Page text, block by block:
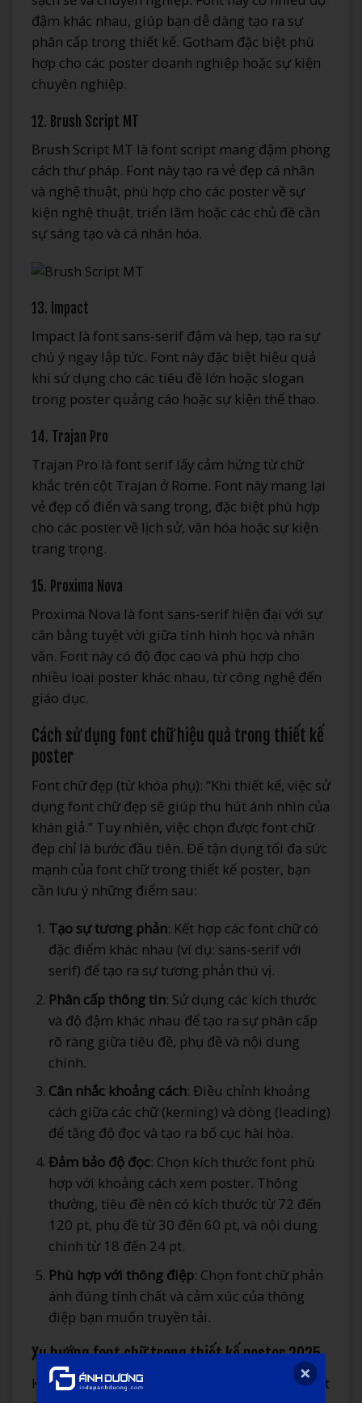
đậm khác nhau, giúp bạn dễ dàng tạo ra sự
phân cấp trong thiết kế. Gotham đặc biệt phù
hợp cho các poster doanh nghiệp hoặc sự kiện
chuyên nghiệp.
12. Brush Script MT
Brush Script MT là font script mang đậm phong
cách thư pháp. Font này tạo ra vẻ đẹp cá nhân
và nghệ thuật, phù hợp cho các poster về sự
kiện nghệ thuật, triển lãm hoặc các chủ đề cần
sự sáng tạo và cá nhân hóa.
13. Impact
Impact là font sans-serif đậm và hẹp, tạo ra sự
chú ý ngay lập tức. Font này đặc biệt hiệu quả
khi sử dụng cho các tiêu đề lớn hoặc slogan
trong poster quảng cáo hoặc sự kiện thể thao.
14. Trajan Pro
Trajan Pro là font serif lấy cảm hứng từ chữ
khắc trên cột Trajan ở Rome. Font này mang lại
vẻ đẹp cổ điển và sang trọng, đặc biệt phù hợp
cho các poster về lịch sử, văn hóa hoặc sự kiện
trang trọng.
15. Proxima Nova
Proxima Nova là font sans-serif hiện đại với sự
cân bằng tuyệt vời giữa tính hình học và nhân
văn. Font này có độ đọc cao và phù hợp cho
nhiều loại poster khác nhau, từ công nghệ đến
giáo dục.
Cách sử dụng font chữ hiệu quả trong thiết kế
poster
Font chữ đẹp (từ khóa phụ): “Khi thiết kế, việc sử
dụng font chữ đẹp sẽ giúp thu hút ánh nhìn của
khán giả.” Tuy nhiên, việc chọn được font chữ
đẹp chỉ là bước đầu tiên. Để tận dụng tối đa sức
mạnh của font chữ trong thiết kế poster, bạn
cần lưu ý những điểm sau:
Tạo sự tương phản: Kết hợp các font chữ có
đặc điểm khác nhau (ví dụ: sans-serif với
serif) để tạo ra sự tương phản thú vị.
Phân cấp thông tin: Sử dụng các kích thước
và độ đậm khác nhau để tạo ra sự phân cấp
rõ ràng giữa tiêu đề, phụ đề và nội dung
chính.
Cân nhắc khoảng cách: Điều chỉnh khoảng
cách giữa các chữ (kerning) và dòng (leading)
để tăng độ đọc và tạo ra bố cục hài hòa.
Đảm bảo độ đọc: Chọn kích thước font phù
hợp với khoảng cách xem poster. Thông
thường, tiêu đề nên có kích thước từ 72 đến
120 pt, phụ đề từ 30 đến 60 pt, và nội dung
chính từ 18 đến 24 pt.
Phù hợp với thông điệp: Chọn font chữ phản
ánh đúng tính chất và cảm xúc của thông
điệp bạn muốn truyền tải.
Xu hướng font chữ trong thiết kế poster 2025
Khi bước vào năm 2025, xu hướng sử dụng font